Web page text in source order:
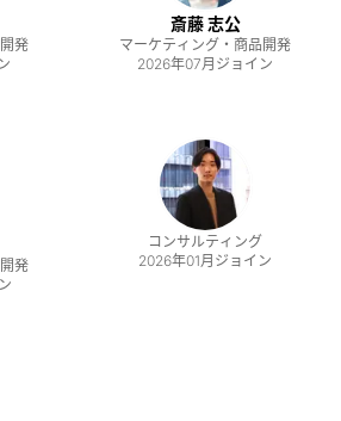
発
斎藤 志公
マーケティング・商品開発
2026年07月 ジョイン
発
コンサルティング
2026年01月 ジョイン